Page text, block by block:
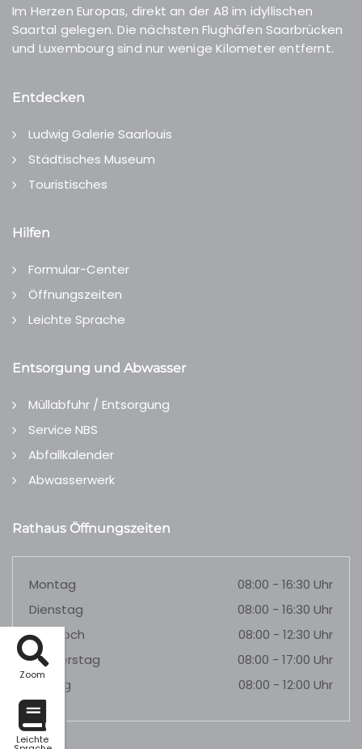
Zoom
Leichte
Im Herzen Europas, direkt an der A8 im idyllischen
Saartal gelegen. Die nächsten Flughäfen Saarbrücken
und Luxembourg sind nur wenige Kilometer entfernt.
Entdecken
Ludwig Galerie Saarlouis
Städtisches Museum
Touristisches
Hilfen
Formular-Center
Öffnungszeiten
Leichte Sprache
Entsorgung und Abwasser
Müllabfuhr / Entsorgung
Service NBS
Abfallkalender
Abwasserwerk
Rathaus Öffnungszeiten
Montag
08:00 - 16:30 Uhr
Dienstag
08:00 - 16:30 Uhr
Mittwoch
08:00 - 12:30 Uhr
Donnerstag
08:00 - 17:00 Uhr
Freitag
08:00 - 12:00 Uhr